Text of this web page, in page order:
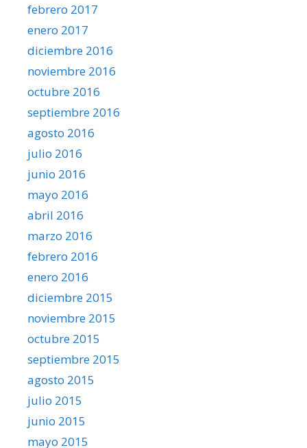
febrero 2017
enero 2017
diciembre 2016
noviembre 2016
octubre 2016
septiembre 2016
agosto 2016
julio 2016
junio 2016
mayo 2016
abril 2016
marzo 2016
febrero 2016
enero 2016
diciembre 2015
noviembre 2015
octubre 2015
septiembre 2015
agosto 2015
julio 2015
junio 2015
mayo 2015